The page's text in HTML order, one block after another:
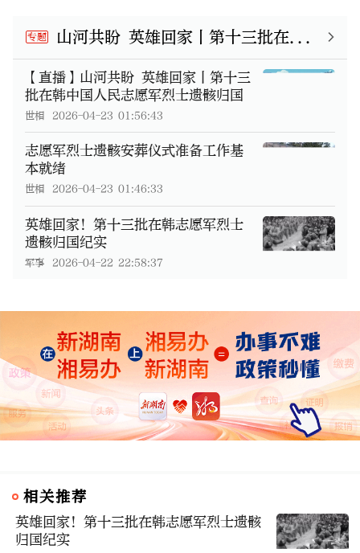
专题 山河共盼 英雄回家丨第十三批在韩中国人民志愿军烈士遗骸归国
【直播】山河共盼 英雄回家丨第十三
批在韩中国人民志愿军烈士遗骸归国
世相 2026-04-23 01:56:43
志愿军烈士遗骸安葬仪式准备工作基
本就绪
世相 2026-04-23 01:46:33
英雄回家！第十三批在韩志愿军烈士
遗骸归国纪实
军事 2026-04-22 22:58:37
相关推荐
英雄回家！第十三批在韩志愿军烈士遗骸
归国纪实